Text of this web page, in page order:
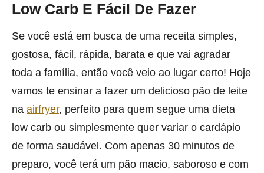
Low Carb E Fácil De Fazer
Se você está em busca de uma receita simples,
gostosa, fácil, rápida, barata e que vai agradar
toda a família, então você veio ao lugar certo! Hoje
vamos te ensinar a fazer um delicioso pão de leite
na airfryer, perfeito para quem segue uma dieta
low carb ou simplesmente quer variar o cardápio
de forma saudável. Com apenas 30 minutos de
preparo, você terá um pão macio, saboroso e com